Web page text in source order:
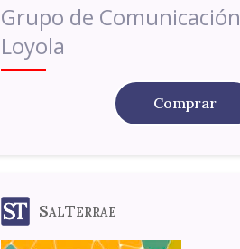
Grupo de Comunicación
Loyola
era:
33,00 €.
es:
18,00 €.
Comprar
SalTerrae